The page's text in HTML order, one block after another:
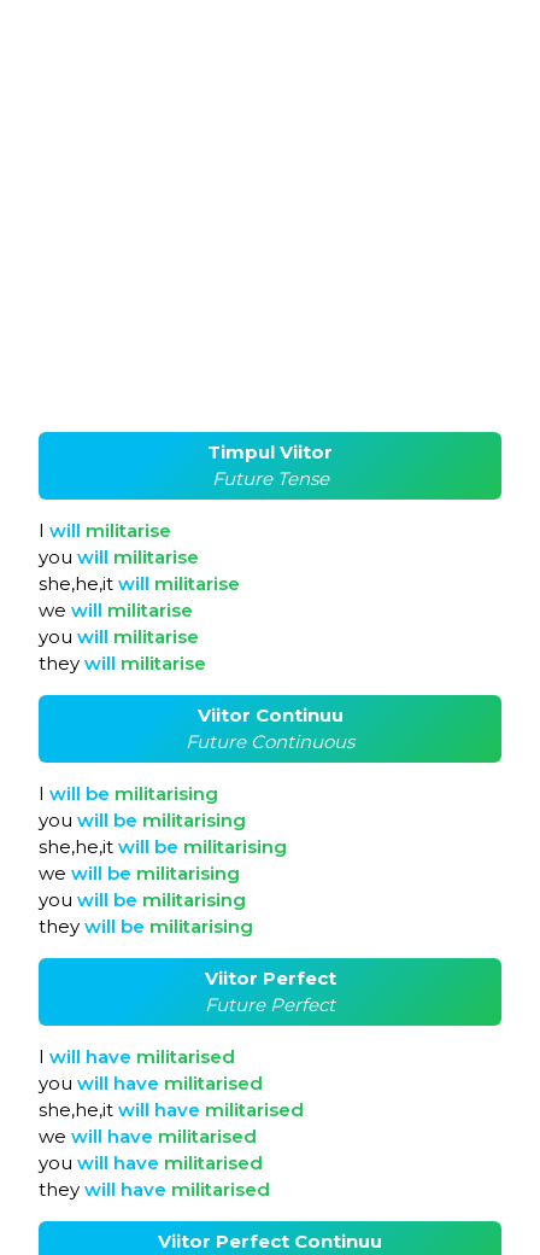
Timpul Viitor
Future Tense
I will militarise
you will militarise
she,he,it will militarise
we will militarise
you will militarise
they will militarise
Viitor Continuu
Future Continuous
I will be militarising
you will be militarising
she,he,it will be militarising
we will be militarising
you will be militarising
they will be militarising
Viitor Perfect
Future Perfect
I will have militarised
you will have militarised
she,he,it will have militarised
we will have militarised
you will have militarised
they will have militarised
Viitor Perfect Continuu